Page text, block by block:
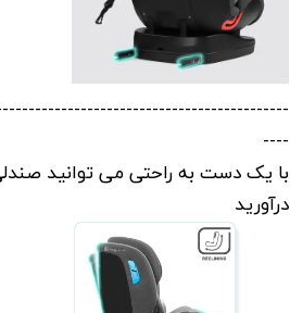
----
با یک دست به راحتی می توانید
درآورید